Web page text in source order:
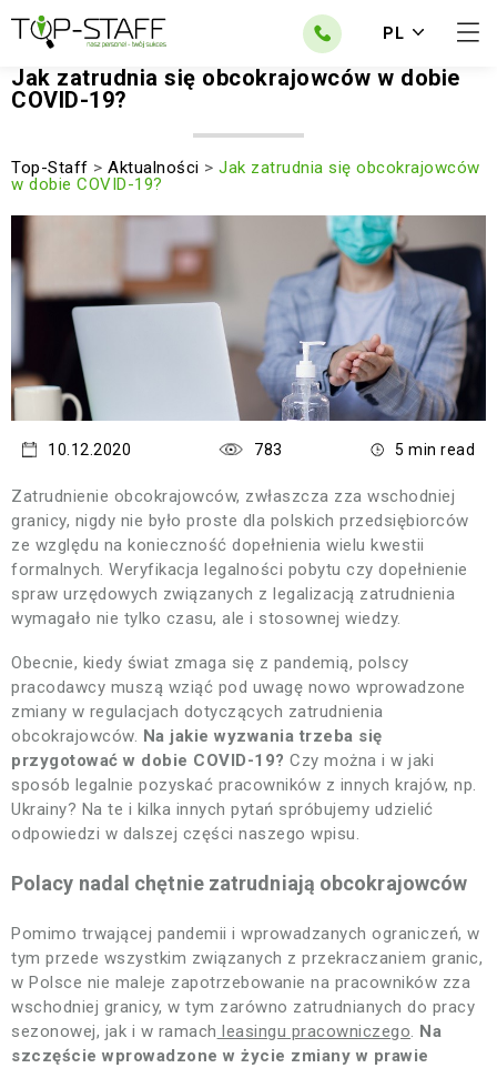
PL
Jak zatrudnia się obcokrajowców w dobie
COVID-19?
Top-Staff > Aktualności > Jak zatrudnia się obcokrajowców
w dobie COVID-19?
10.12.2020 783 5 min read
Zatrudnienie obcokrajowców, zwłaszcza zza wschodniej
granicy, nigdy nie było proste dla polskich przedsiębiorców
ze względu na konieczność dopełnienia wielu kwestii
formalnych. Weryfikacja legalności pobytu czy dopełnienie
spraw urzędowych związanych z legalizacją zatrudnienia
wymagało nie tylko czasu, ale i stosownej wiedzy.
Obecnie, kiedy świat zmaga się z pandemią, polscy
pracodawcy muszą wziąć pod uwagę nowo wprowadzone
zmiany w regulacjach dotyczących zatrudnienia
obcokrajowców. Na jakie wyzwania trzeba się
przygotować w dobie COVID-19? Czy można i w jaki
sposób legalnie pozyskać pracowników z innych krajów, np.
Ukrainy? Na te i kilka innych pytań spróbujemy udzielić
odpowiedzi w dalszej części naszego wpisu.
Polacy nadal chętnie zatrudniają obcokrajowców
Pomimo trwającej pandemii i wprowadzanych ograniczeń, w
tym przede wszystkim związanych z przekraczaniem granic,
w Polsce nie maleje zapotrzebowanie na pracowników zza
wschodniej granicy, w tym zarówno zatrudnianych do pracy
sezonowej, jak i w ramach leasingu pracowniczego. Na
szczęście wprowadzone w życie zmiany w prawie